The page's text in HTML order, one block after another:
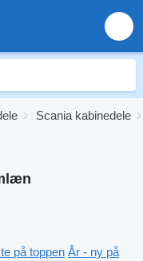
Scania kabinedele
på toppen År - ny på